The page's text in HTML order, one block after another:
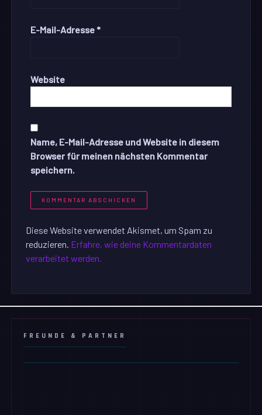
E-Mail-Adresse *
Website
Name, E-Mail-Adresse und Website in diesem
Browser für meinen nächsten Kommentar
speichern.
Diese Website verwendet Akismet, um Spam zu
reduzieren. Erfahre, wie deine Kommentardaten
verarbeitet werden.
FREUNDE & PARTNER